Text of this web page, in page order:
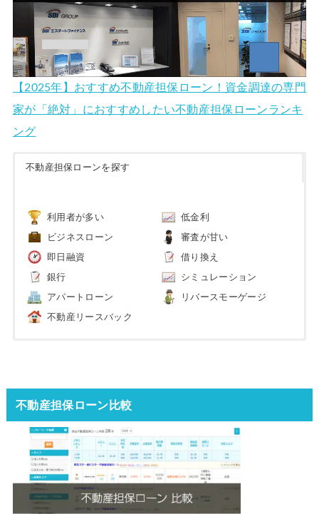
【2025年】おすすめ不動産担保ローン！資金調達の専門
家が「絶対」におすすめしたい不動産担保ローンランキ
ング
不動産担保ローンを探す
利用者が多い 低金利
ビジネスローン 審査が甘い
即日融資 借り換え
銀行 シミュレーション
アパートローン リバースモーゲージ
不動産リースバック
不動産担保ローン比較